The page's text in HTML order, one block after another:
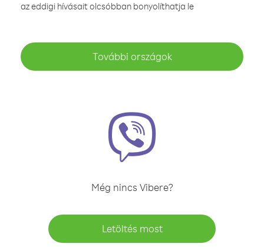
az eddigi hívásait olcsóbban bonyolíthatja le
További országok
Még nincs Vibere?
Letöltés most